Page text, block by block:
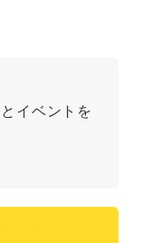
イベントを